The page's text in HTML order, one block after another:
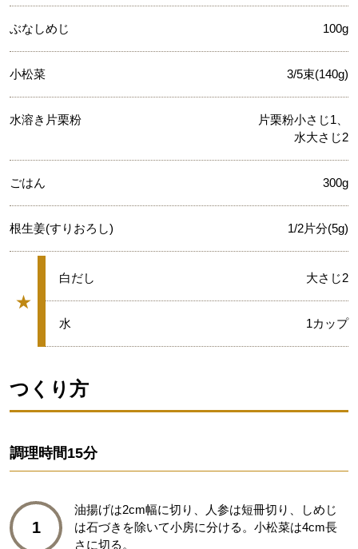
ぶなしめじ 100g
小松菜 3/5束(140g)
水溶き片栗粉
片栗粉小さじ1、
水大さじ2
ごはん 300g
根生姜(すりおろし) 1/2片分(5g)
★
グループ
★
白だし 大さじ2
★
水 1カップ
つくり方
調理時間15分
1
油揚げは2cm幅に切り、人参は短冊切り、しめじ
は石づきを除いて小房に分ける。小松菜は4cm長
さに切る。